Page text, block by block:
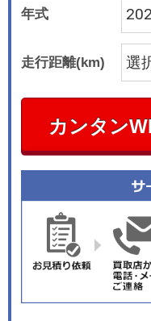
年式
走行距離(km)
カンタン